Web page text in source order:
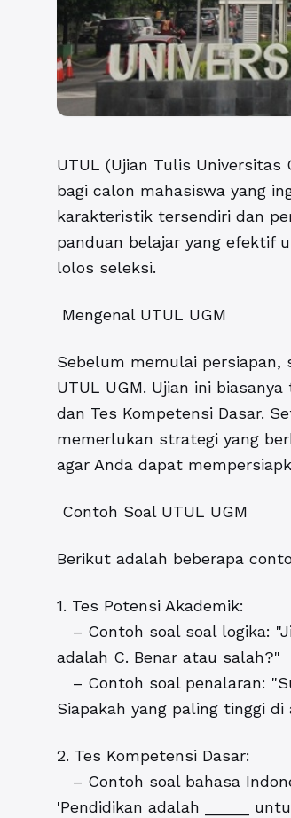
UTUL (Ujian Tulis
bagi calon mahasiswa yang
karakteristik tersendiri dan
panduan belajar yang efektif
lolos seleksi.
Mengenal UTUL UGM
Sebelum memulai
UTUL UGM. Ujian ini
dan Tes Kompetensi Dasar.
memerlukan strategi yang
agar Anda dapat
Contoh Soal UTUL UGM
Berikut adalah beberapa
1. Tes Potensi Akademik:
– Contoh soal soal logika:
adalah C. Benar atau salah?"
– Contoh soal penalaran:
Siapakah yang paling tinggi
2. Tes Kompetensi Dasar:
– Contoh soal bahasa
'Pendidikan adalah _____